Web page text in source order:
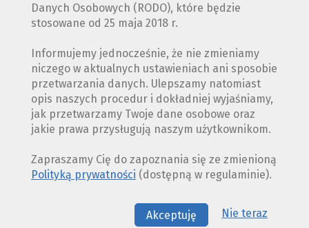
Danych Osobowych (RODO), które będzie
stosowane od 25 maja 2018 r.
Informujemy jednocześnie, że nie zmieniamy
niczego w aktualnych ustawieniach ani sposobie
przetwarzania danych. Ulepszamy natomiast
opis naszych procedur i dokładniej wyjaśniamy,
jak przetwarzamy Twoje dane osobowe oraz
jakie prawa przysługują naszym użytkownikom.
Zapraszamy Cię do zapoznania się ze zmienioną
Polityką prywatności (dostępną w regulaminie).
Akceptuję Nie teraz